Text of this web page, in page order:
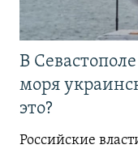
В
моря
это?
Российские